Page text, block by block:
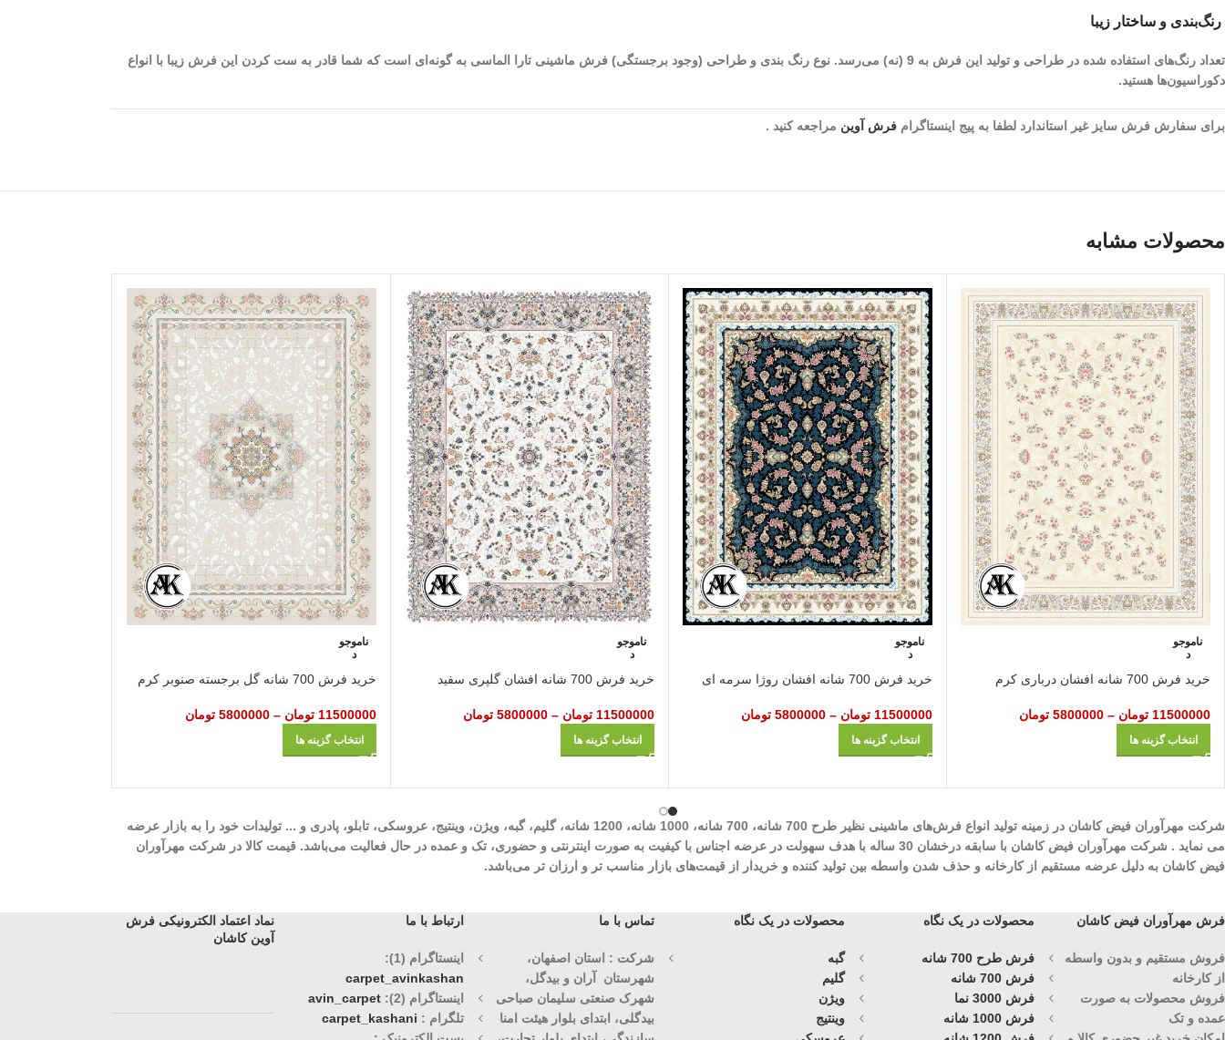
رنگ‌بندی و ساختار زیبا
تعداد رنگ‌های استفاده شده در طراحی و تولید این فرش به 9 (نه) می‌رسد. نوع رنگ بندی و طراحی (وجود برجستگی) فرش ماشینی تارا الماسی به گونه‌ای است که شما قادر به ست کردن این فرش زیبا با انواع
دکوراسیون‌ها هستید.
برای سفارش فرش سایز غیر استاندارد لطفا به پیج اینستاگرام فرش آوین مراجعه کنید .
محصولات مشابه
ناموجو
د
خرید فرش 700 شانه افشان درباری کرم
11500000 تومان –
5800000 تومان
انتخاب گزینه ها
ناموجو
د
خرید فرش 700 شانه افشان روژا سرمه ای
11500000 تومان –
5800000 تومان
انتخاب گزینه ها
ناموجو
د
خرید فرش 700 شانه افشان گلپری سفید
11500000 تومان –
5800000 تومان
انتخاب گزینه ها
ناموجو
د
خرید فرش 700 شانه گل‌ برجسته صنوبر کرم
11500000 تومان –
5800000 تومان
انتخاب گزینه ها
شرکت مهرآوران فیض کاشان در زمینه تولید انواع فرش‌های ماشینی نظیر طرح 700 شانه، 700 شانه، 1000 شانه، 1200 شانه، گلیم، گبه، ویژن، وینتیج، عروسکی، تابلو، پادری و ... تولیدات خود را به بازار عرضه
می نماید . شرکت مهرآوران فیض کاشان با سابقه درخشان 30 ساله با هدف سهولت در عرضه اجناس با کیفیت به صورت اینترنتی و حضوری، تک و عمده در حال فعالیت می‌باشد. قیمت کالا در شرکت مهرآوران
فیض کاشان به دلیل عرضه مستقیم از کارخانه و حذف شدن واسطه بین تولید کننده و خریدار از قیمت‌های بازار مناسب تر و ارزان تر می‌باشد.
فرش مهرآوران فیض کاشان
فروش مستقیم و بدون واسطه
از کارخانه
فروش محصولات به صورت
عمده و تک
محصولات در یک نگاه
فرش طرح 700 شانه
فرش 700 شانه
فرش 3000 نما
فرش 1000 شانه
محصولات در یک نگاه
گبه
گلیم
ویژن
وینتیج
تماس با ما
شرکت : استان اصفهان،
شهرستان آران و بیدگل،
شهرک صنعتی سلیمان صباحی
بیدگلی، ابتدای بلوار هیئت امنا
ارتباط با ما
اینستاگرام (1):
carpet_avinkashan
اینستاگرام (2):
avin_carpet
تلگرام : carpet_kashani
نماد اعتماد الکترونیکی فرش
آوین کاشان